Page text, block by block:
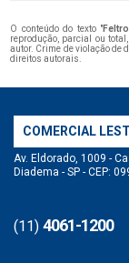
O conteúdo do texto "
reprodução, parcial ou
autor. Crime de violação de
direitos autorais
COMERCIAL
Av. Eldorado, 1009 -
Diadema - SP - CEP:
(11) 4061-1200